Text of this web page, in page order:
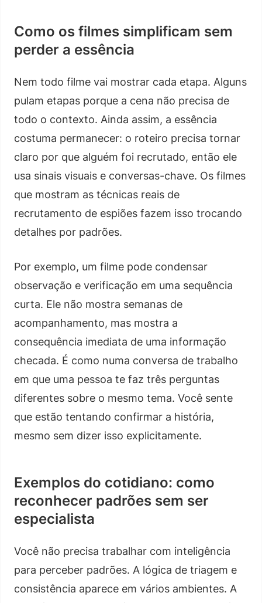
Como os filmes simplificam sem
perder a essência
Nem todo filme vai mostrar cada etapa. Alguns
pulam etapas porque a cena não precisa de
todo o contexto. Ainda assim, a essência
costuma permanecer: o roteiro precisa tornar
claro por que alguém foi recrutado, então ele
usa sinais visuais e conversas-chave. Os filmes
que mostram as técnicas reais de
recrutamento de espiões fazem isso trocando
detalhes por padrões.
Por exemplo, um filme pode condensar
observação e verificação em uma sequência
curta. Ele não mostra semanas de
acompanhamento, mas mostra a
consequência imediata de uma informação
checada. É como numa conversa de trabalho
em que uma pessoa te faz três perguntas
diferentes sobre o mesmo tema. Você sente
que estão tentando confirmar a história,
mesmo sem dizer isso explicitamente.
Exemplos do cotidiano: como
reconhecer padrões sem ser
especialista
Você não precisa trabalhar com inteligência
para perceber padrões. A lógica de triagem e
consistência aparece em vários ambientes. A